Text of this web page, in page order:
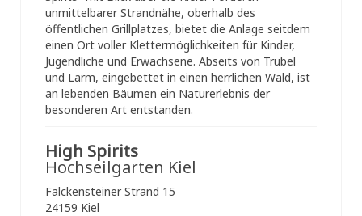
unmittelbarer Strandnähe, oberhalb des
öffentlichen Grillplatzes, bietet die Anlage seitdem
einen Ort voller Klettermöglichkeiten für Kinder,
Jugendliche und Erwachsene. Abseits von Trubel
und Lärm, eingebettet in einen herrlichen Wald, ist
an lebenden Bäumen ein Naturerlebnis der
besonderen Art entstanden.
High Spirits
Hochseilgarten Kiel
Falckensteiner Strand 15
24159 Kiel